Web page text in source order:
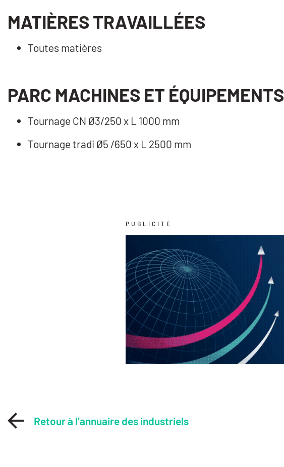
MATIÈRES TRAVAILLÉES
Toutes matières
PARC MACHINES ET ÉQUIPEMENTS
Tournage CN Ø3/250 x L 1000 mm
Tournage tradi Ø5 /650 x L 2500 mm
PUBLICITÉ
Retour à l’annuaire des industriels